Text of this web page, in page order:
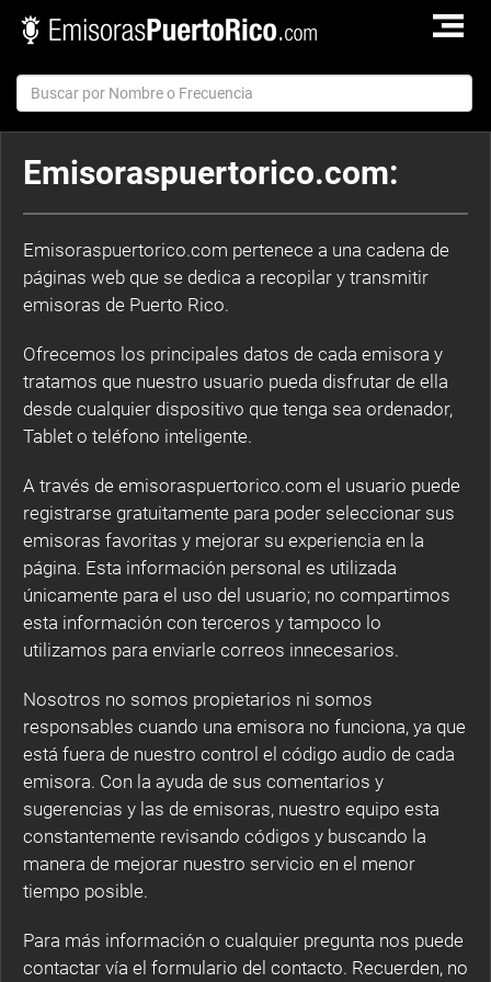
TOGGLE
Emisoraspuertorico.com:
Emisoraspuertorico.com pertenece a una cadena de
páginas web que se dedica a recopilar y transmitir
emisoras de Puerto Rico.
Ofrecemos los principales datos de cada emisora y
tratamos que nuestro usuario pueda disfrutar de ella
desde cualquier dispositivo que tenga sea ordenador,
Tablet o teléfono inteligente.
A través de emisoraspuertorico.com el usuario puede
registrarse gratuitamente para poder seleccionar sus
emisoras favoritas y mejorar su experiencia en la
página. Esta información personal es utilizada
únicamente para el uso del usuario; no compartimos
esta información con terceros y tampoco lo
utilizamos para enviarle correos innecesarios.
Nosotros no somos propietarios ni somos
responsables cuando una emisora no funciona, ya que
está fuera de nuestro control el código audio de cada
emisora. Con la ayuda de sus comentarios y
sugerencias y las de emisoras, nuestro equipo esta
constantemente revisando códigos y buscando la
manera de mejorar nuestro servicio en el menor
tiempo posible.
Para más información o cualquier pregunta nos puede
contactar vía el formulario del contacto. Recuerden, no